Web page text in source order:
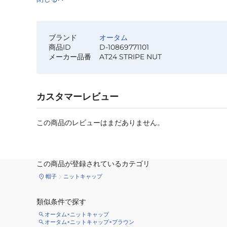
ブランド
オータム
商品ID
D-10869771101
メーカー品番
AT24 STRIPE NUT
カスタマーレビュー
この商品のレビューはまだありません。
この商品が登録されているカテゴリ
帽子 ニットキャップ
類似条件で探す
オータム×ニットキャップ
オータム×ニットキャップ×ブラウン